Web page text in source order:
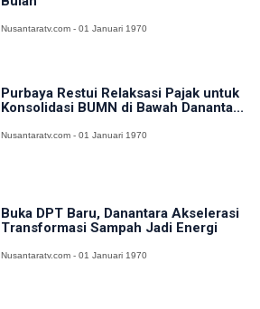
Nusantaratv.com - 01 Januari 1970
Purbaya Restui Relaksasi Pajak untuk
Konsolidasi BUMN di Bawah Dananta...
Nusantaratv.com - 01 Januari 1970
Buka DPT Baru, Danantara Akselerasi
Transformasi Sampah Jadi Energi
Nusantaratv.com - 01 Januari 1970